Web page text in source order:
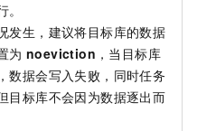
发生，建议将目标库的数据
为 noeviction ，当目标库
数据会写入失败，同时任务
目标库不会因为数据逐出而